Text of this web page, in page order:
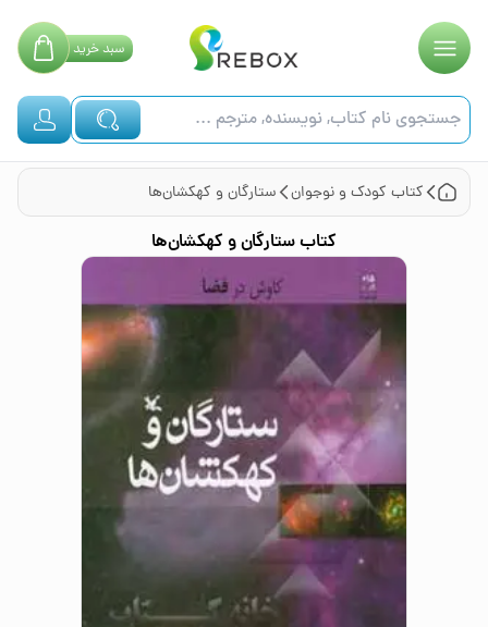
سبدخرید
کتاب کودک و نوجوان ستارگان و کهکشان‌ها
کتابستارگان و کهکشان‌ها